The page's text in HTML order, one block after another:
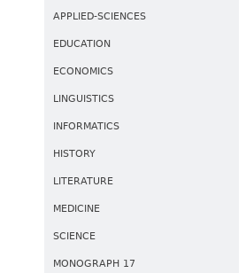
APPLIED-SCIENCES
EDUCATION
ECONOMICS
LINGUISTICS
INFORMATICS
HISTORY
LITERATURE
MEDICINE
SCIENCE
MONOGRAPH 17